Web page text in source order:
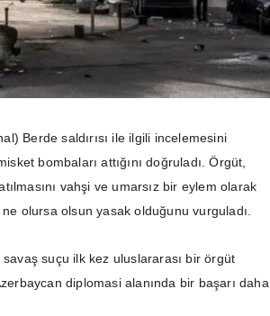
Berde saldırısı ile ilgili incelemesini
bombaları attığını doğruladı. Örgüt,
vahşi ve umarsız bir eylem olarak
ne olursa olsun yasak olduğunu vurguladı.
suçu ilk kez uluslararası bir örgüt
diplomasi alanında bir başarı daha